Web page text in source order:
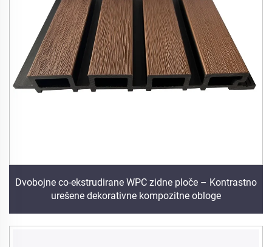
Dvobojne co-ekstrudirane WPC zidne ploče – Kontrastno
urešene dekorativne kompozitne obloge